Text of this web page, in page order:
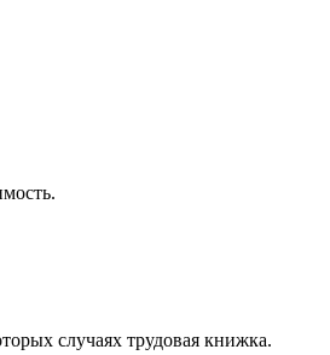
случаях трудовая книжка.